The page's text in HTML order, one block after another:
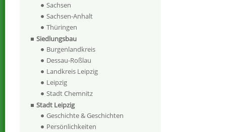
Sachsen
Sachsen-Anhalt
Thüringen
Siedlungsbau
Burgenlandkreis
Dessau-Roßlau
Landkreis Leipzig
Leipzig
Stadt Chemnitz
Stadt Leipzig
Geschichte & Geschichten
Persönlichkeiten